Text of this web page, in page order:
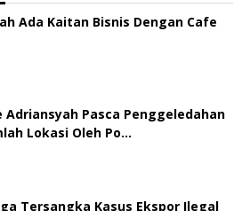
Ada Kaitan Bisnis Dengan Cafe
Adriansyah Pasca Penggeledahan
Lokasi Oleh Po…
Tersangka Kasus Ekspor Ilegal